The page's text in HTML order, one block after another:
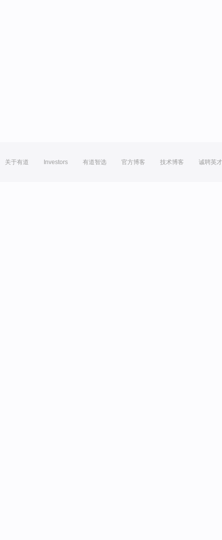
关于有道 Investors 有道智选 官方博客 技术博客 诚聘英才